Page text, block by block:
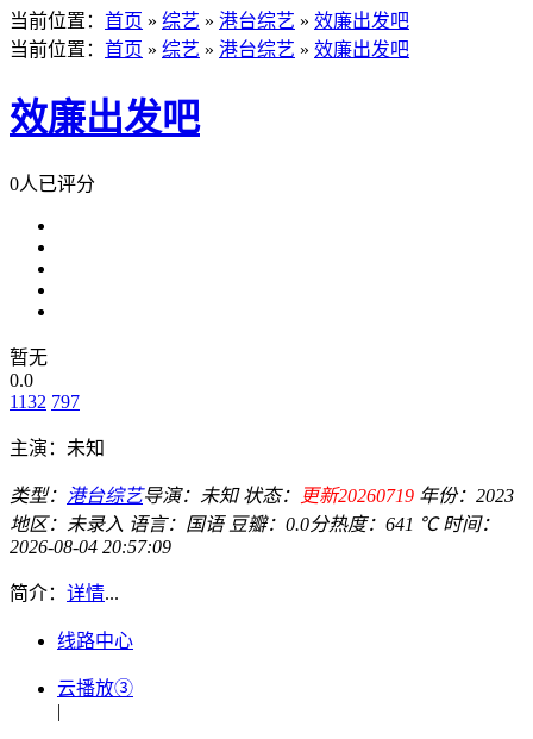
当前位置： 首页 » 综艺 » 港台综艺 » 效廉出发吧
当前位置： 首页 » 综艺 » 港台综艺 » 效廉出发吧
效廉出发吧
0人已评分
暂无
0.0
1132 797
主演： 未知
类型： 港台综艺导演： 未知 状态： 更新20260719 年份： 2023
地区： 未录入 语言： 国语 豆瓣：0.0分热度：641 ℃ 时间：
2026-08-04 20:57:09
简介： 详情...
线路中心
云播放③
|